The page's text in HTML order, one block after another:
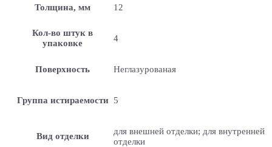
Толщина, мм 12
Кол-во штук в
упаковке
4
Поверхность Неглазурованая
Группа истираемости 5
Вид отделки
для внешней отделки; для внутренней
отделки